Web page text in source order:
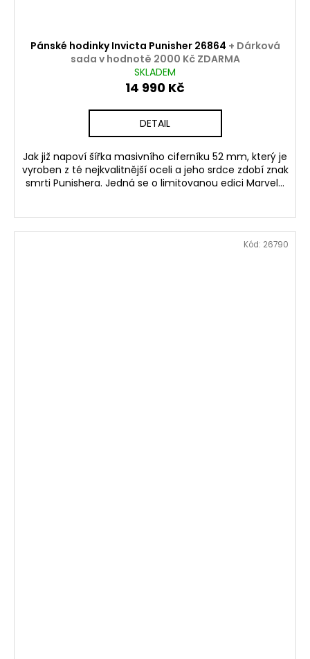
Pánské hodinky Invicta Punisher 26864 + Dárková
sada v hodnotě 2000 Kč ZDARMA
SKLADEM
14 990 Kč
DETAIL
Jak již napoví šířka masivního ciferníku 52 mm, který je
vyroben z té nejkvalitnější oceli a jeho srdce zdobí znak
smrti Punishera. Jedná se o limitovanou edici Marvel...
Kód: 26790